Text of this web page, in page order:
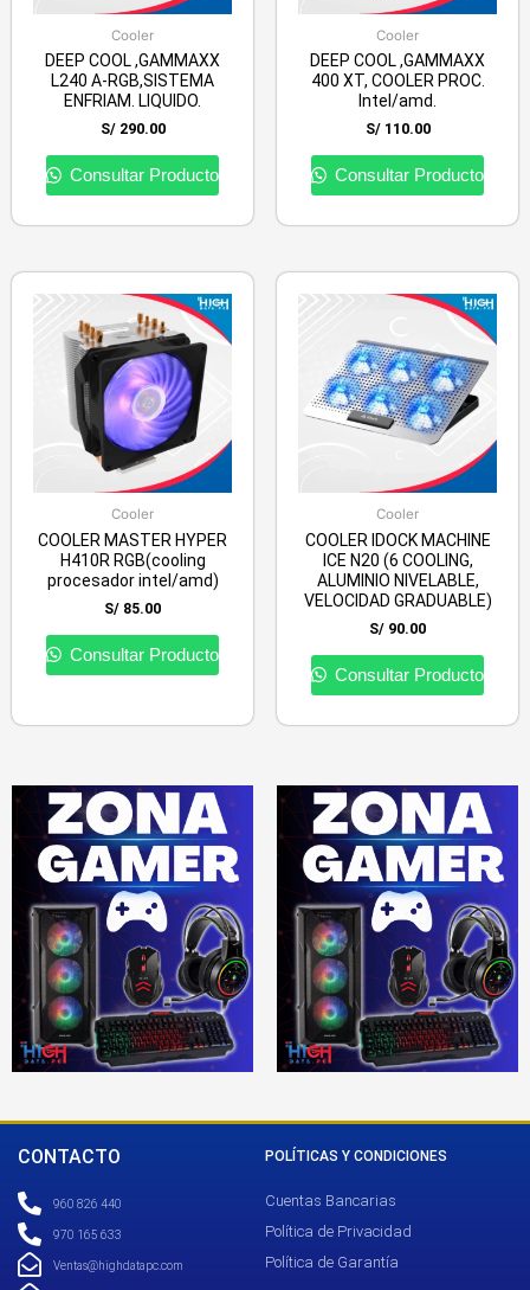
Cooler
DEEP COOL ,GAMMAXX
L240 A-RGB,SISTEMA
ENFRIAM. LIQUIDO.
S/290.00
Consultar Producto
Cooler
DEEP COOL ,GAMMAXX
400 XT, COOLER PROC.
Intel/amd.
S/110.00
Consultar Producto
Cooler
COOLER MASTER HYPER
H410R RGB(cooling
procesador intel/amd)
S/ 85.00
Consultar Producto
Cooler
COOLER IDOCK MACHINE
ICE N20 (6 COOLING,
ALUMINIO NIVELABLE,
VELOCIDAD GRADUABLE)
S/ 90.00
Consultar Producto
CONTACTO
960 826 440
970 165 633
Ventas@highdatapc.com
POLÍTICAS Y CONDICIONES
Cuentas Bancarias
Política de Privacidad
Política de Garantía